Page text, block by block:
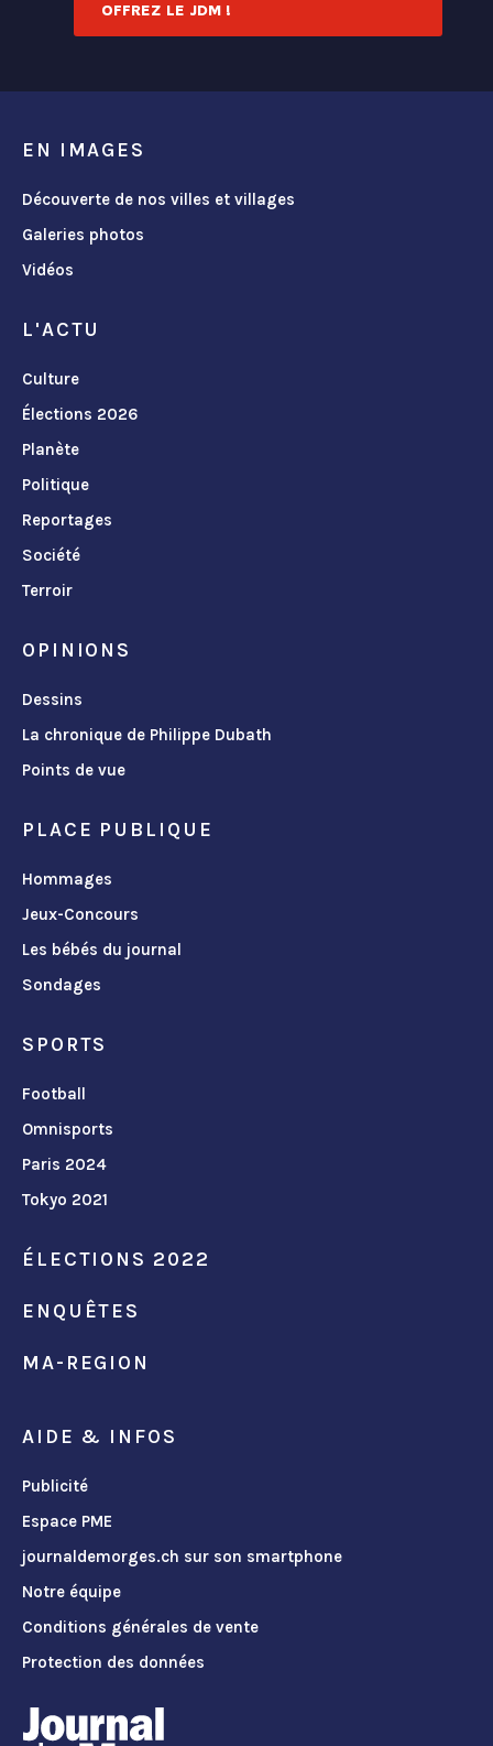
OFFREZ LE JDM !
EN IMAGES
Découverte de nos villes et villages
Galeries photos
Vidéos
L'ACTU
Culture
Élections 2026
Planète
Politique
Reportages
Société
Terroir
OPINIONS
Dessins
La chronique de Philippe Dubath
Points de vue
PLACE PUBLIQUE
Hommages
Jeux-Concours
Les bébés du journal
Sondages
SPORTS
Football
Omnisports
Paris 2024
Tokyo 2021
ÉLECTIONS 2022
ENQUÊTES
MA-REGION
AIDE & INFOS
Publicité
Espace PME
journaldemorges.ch sur son smartphone
Notre équipe
Conditions générales de vente
Protection des données